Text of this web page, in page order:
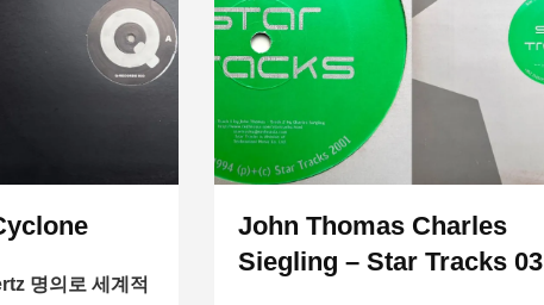
명의로 세계적
John Thomas Charles
Siegling – Star Tracks 03